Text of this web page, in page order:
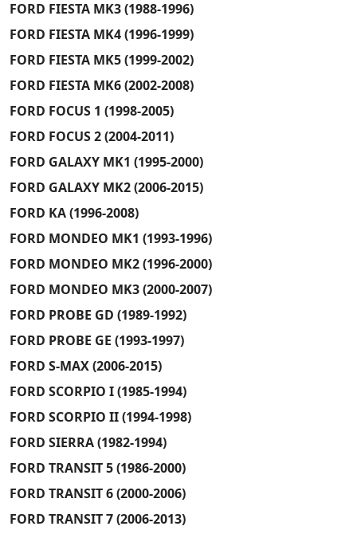
FORD FIESTA MK3 (1988-1996)
FORD FIESTA MK4 (1996-1999)
FORD FIESTA MK5 (1999-2002)
FORD FIESTA MK6 (2002-2008)
FORD FOCUS 1 (1998-2005)
FORD FOCUS 2 (2004-2011)
FORD GALAXY MK1 (1995-2000)
FORD GALAXY MK2 (2006-2015)
FORD KA (1996-2008)
FORD MONDEO MK1 (1993-1996)
FORD MONDEO MK2 (1996-2000)
FORD MONDEO MK3 (2000-2007)
FORD PROBE GD (1989-1992)
FORD PROBE GE (1993-1997)
FORD S-MAX (2006-2015)
FORD SCORPIO I (1985-1994)
FORD SCORPIO II (1994-1998)
FORD SIERRA (1982-1994)
FORD TRANSIT 5 (1986-2000)
FORD TRANSIT 6 (2000-2006)
FORD TRANSIT 7 (2006-2013)